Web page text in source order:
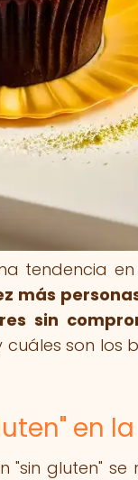
tendencia
más
sin
son los
en
"sin gluten"